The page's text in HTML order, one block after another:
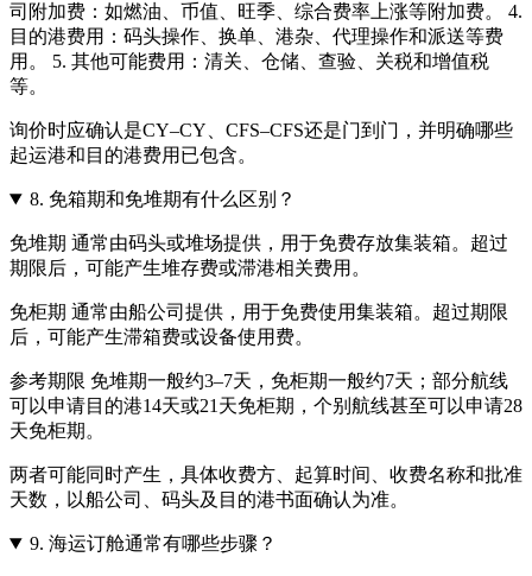
司附加费：如燃油、币值、旺季、综合费率上涨等附加费。 4.
目的港费用：码头操作、换单、港杂、代理操作和派送等费
用。 5. 其他可能费用：清关、仓储、查验、关税和增值税
等。
询价时应确认是CY–CY、CFS–CFS还是门到门，并明确哪些
起运港和目的港费用已包含。
8. 免箱期和免堆期有什么区别？
免堆期 通常由码头或堆场提供，用于免费存放集装箱。超过
期限后，可能产生堆存费或滞港相关费用。
免柜期 通常由船公司提供，用于免费使用集装箱。超过期限
后，可能产生滞箱费或设备使用费。
参考期限 免堆期一般约3–7天，免柜期一般约7天；部分航线
可以申请目的港14天或21天免柜期，个别航线甚至可以申请28
天免柜期。
两者可能同时产生，具体收费方、起算时间、收费名称和批准
天数，以船公司、码头及目的港书面确认为准。
9. 海运订舱通常有哪些步骤？